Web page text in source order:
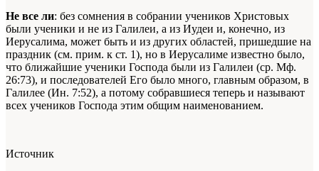
Не все ли: без сомнения в собрании учеников Христовых
были ученики и не из Галилеи, а из Иудеи и, конечно, из
Иерусалима, может быть и из других областей, пришедшие на
праздник (см. прим. к ст. 1), но в Иерусалиме известно было,
что ближайшие ученики Господа были из Галилеи (ср. Мф.
26:73), и последователей Его было много, главным образом, в
Галилее (Ин. 7:52), а потому собравшиеся теперь и называют
всех учеников Господа этим общим наименованием.
Источник